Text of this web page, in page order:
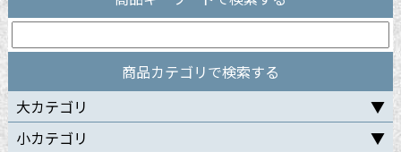
商品カテゴリで検索する
大カテゴリ
小カテゴリ